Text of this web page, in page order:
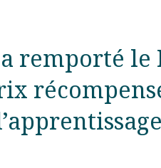
remporté le